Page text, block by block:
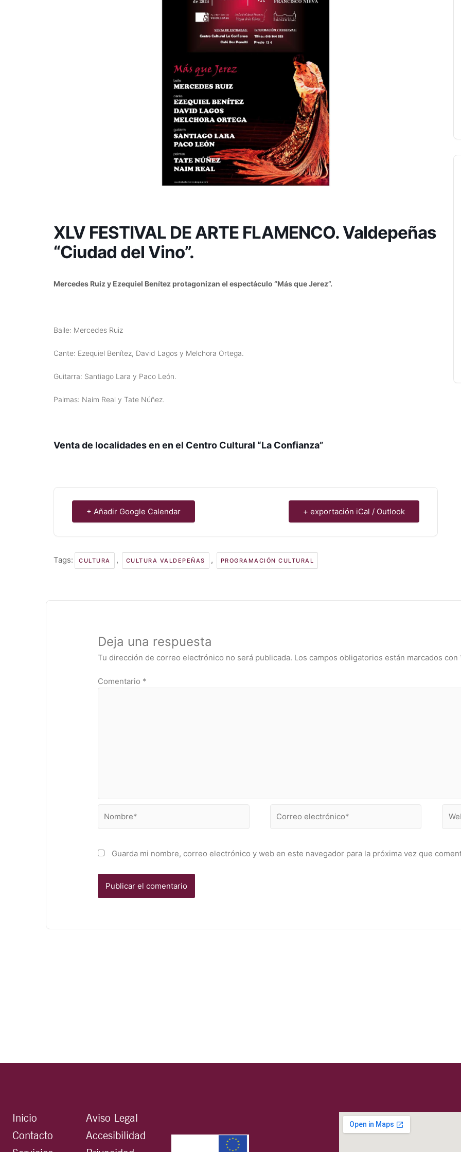
XLV FESTIVAL DE ARTE FLAMENCO. Valdepeñas
“Ciudad del Vino”.
Mercedes Ruiz y Ezequiel Benítez protagonizan el espectáculo “Más que Jerez”.
Baile: Mercedes Ruiz
Cante: Ezequiel Benítez, David Lagos y Melchora Ortega.
Guitarra: Santiago Lara y Paco León.
Palmas: Naim Real y Tate Núñez.
Venta de localidades enen el Centro Cultural “La Confianza”
+ Añadir Google Calendar + exportación iCal / Outlook
Tags: CULTURA , CULTURA VALDEPEÑAS , PROGRAMACIÓN CULTURAL
Deja una respuesta
Tu dirección de correo electrónico no será publicada. Los campos obligatorios están marcados con
Comentario *
electrónico*
Guarda mi nombre, correo electrónico y web en este navegador para la próxima vez que
Inicio
Contacto
Aviso Legal
Accesibilidad